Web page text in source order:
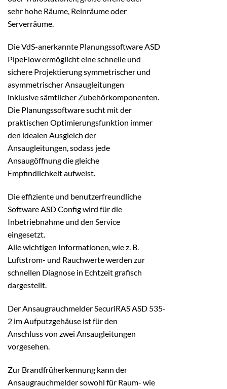
sehr hohe Räume, Reinräume oder
Serverräume.
Die VdS-anerkannte Planungssoftware ASD
PipeFlow ermöglicht eine schnelle und
sichere Projektierung symmetrischer und
asymmetrischer Ansaugleitungen
inklusive sämtlicher Zubehörkomponenten.
Die Planungssoftware sucht mit der
praktischen Optimierungsfunktion immer
den idealen Ausgleich der
Ansaugleitungen, sodass jede
Ansaugöffnung die gleiche
Empfindlichkeit aufweist.
Die effiziente und benutzerfreundliche
Software ASD Config wird für die
Inbetriebnahme und den Service
eingesetzt.
Alle wichtigen Informationen, wie z. B.
Luftstrom- und Rauchwerte werden zur
schnellen Diagnose in Echtzeit grafisch
dargestellt.
Der Ansaugrauchmelder SecuriRAS ASD 535-
2 im Aufputzgehäuse ist für den
Anschluss von zwei Ansaugleitungen
vorgesehen.
Zur Brandfrüherkennung kann der
Ansaugrauchmelder sowohl für Raum- wie